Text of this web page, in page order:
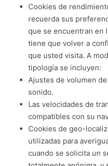
Cookies de
recuerda sus
que se encuentran en
tiene que volver a
que usted visita. A
tipología se incluyen:
Ajustes de volumen
sonido.
Las velocidades de
compatibles con su
Cookies de geo-
utilizadas para
cuando se solicita un